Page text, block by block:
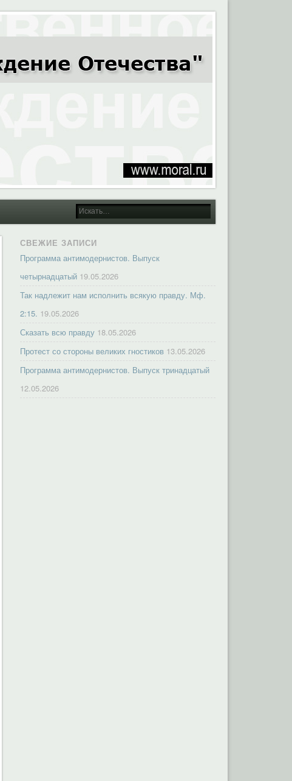
СВЕЖИЕ ЗАПИСИ
Программа антимодернистов. Выпуск
четырнадцатый 19.05.2026
Так надлежит нам исполнить всякую правду. Мф.
2:15. 19.05.2026
Сказать всю правду 18.05.2026
Протест со стороны великих гностиков 13.05.2026
Программа антимодернистов. Выпуск тринадцатый
12.05.2026